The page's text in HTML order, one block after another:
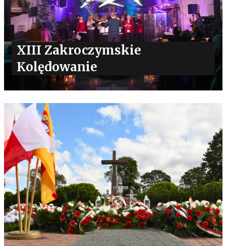
XIII Zakroczymskie
Kolędowanie